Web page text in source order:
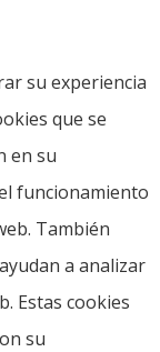
su experiencia
que se
en su
funcionamiento
También
a analizar
Estas cookies
su